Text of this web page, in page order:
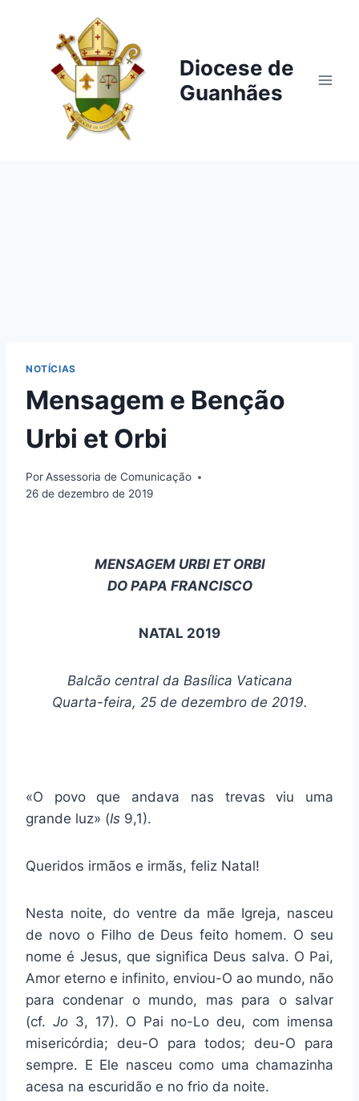
Conteúdo
Diocese de
Guanhães
NOTÍCIAS
Mensagem e Benção
Urbi et Orbi
PorAssessoria de Comunicação
26 de dezembro de 2019
MENSAGEM URBI ET ORBI
DO PAPA FRANCISCO
NATAL 2019
Balcão central da Basílica Vaticana
Quarta-feira, 25 de dezembro de 2019.
«O povo que andava nas trevas viu uma
grande luz» (Is 9,1).
Queridos irmãos e irmãs, feliz Natal!
Nesta noite, do ventre da mãe Igreja, nasceu
de novo o Filho de Deus feito homem. O seu
nome é Jesus, que significa Deus salva. O Pai,
Amor eterno e infinito, enviou-O ao mundo, não
para condenar o mundo, mas para o salvar
(cf. Jo 3, 17). O Pai no-Lo deu, com imensa
misericórdia; deu-O para todos; deu-O para
sempre. E Ele nasceu como uma chamazinha
acesa na escuridão e no frio da noite.